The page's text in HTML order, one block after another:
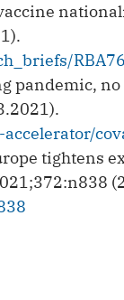
pandemic,
tightens